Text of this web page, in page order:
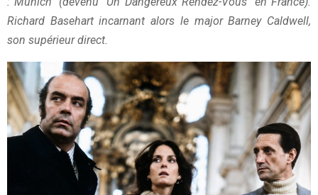
Richard Basehart incarnant alors le major Barney Caldwell,
son supérieur direct.